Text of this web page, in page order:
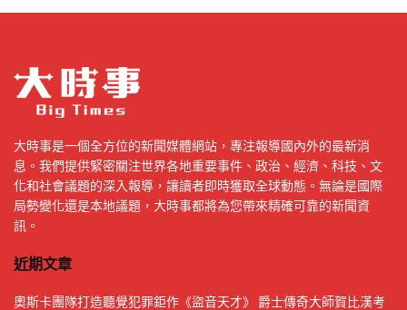
大時事是一個全方位的新聞媒體網站，專注報導國內外的最新消
息。我們提供緊密關注世界各地重要事件、政治、經濟、科技、文
化和社會議題的深入報導，讓讀者即時獲取全球動態。無論是國際
局勢變化還是本地議題，大時事都將為您帶來精確可靠的新聞資
訊。
近期文章
奧斯卡團隊打造聽覺犯罪鉅作《盜音天才》 爵士傳奇大師賀比漢考